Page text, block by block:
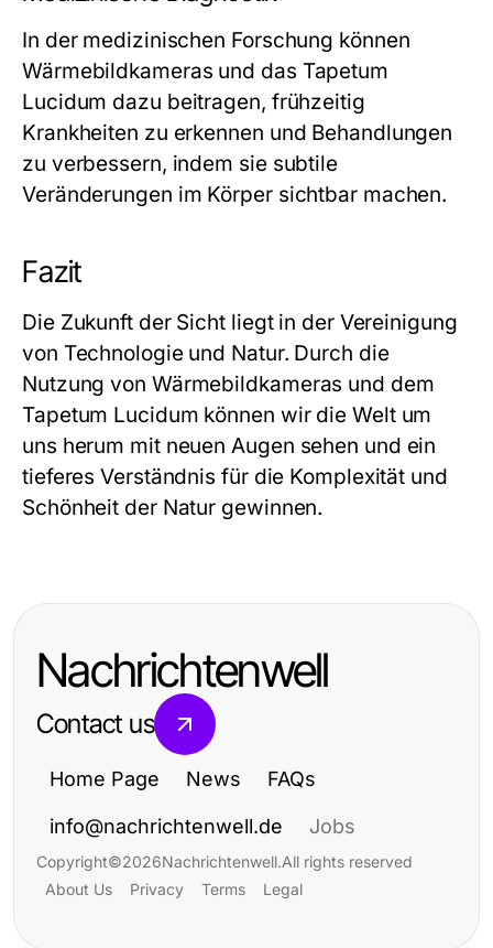
In der medizinischen Forschung können
Wärmebildkameras und das Tapetum
Lucidum dazu beitragen, frühzeitig
Krankheiten zu erkennen und Behandlungen
zu verbessern, indem sie subtile
Veränderungen im Körper sichtbar machen.
Fazit
Die Zukunft der Sicht liegt in der Vereinigung
von Technologie und Natur. Durch die
Nutzung von Wärmebildkameras und dem
Tapetum Lucidum können wir die Welt um
uns herum mit neuen Augen sehen und ein
tieferes Verständnis für die Komplexität und
Schönheit der Natur gewinnen.
Nachrichtenwell
Contact us
Home Page News FAQs
info@nachrichtenwell.de Jobs
Copyright©2026Nachrichtenwell.All rights reserved
About Us
Privacy Terms Legal